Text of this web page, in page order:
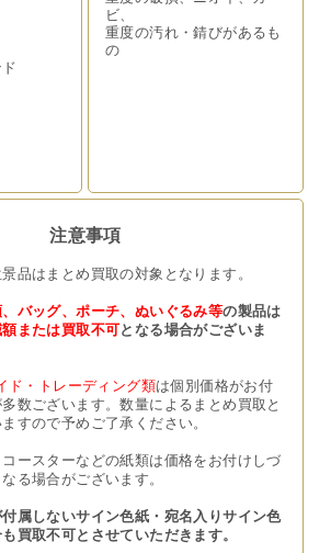
ビ、
重度の汚れ・錆びがあるも
の
注意事項
品はまとめ買取の対象となります。
バッグ、ポーチ、ぬいぐるみ等の製品は
額または買取不可となる場合がございま
ド・トレーディング類は個別価格がお付
数ございます。数量によるまとめ買取と
すので予めご了承ください。
ースターなどの紙類は価格をお付けしづ
る場合がございます。
属しないサイン色紙・宛名入りサイン色
買取不可とさせていただきます。